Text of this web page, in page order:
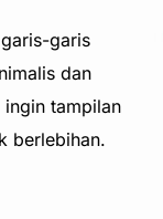
garis
dan
tampilan
berlebihan.